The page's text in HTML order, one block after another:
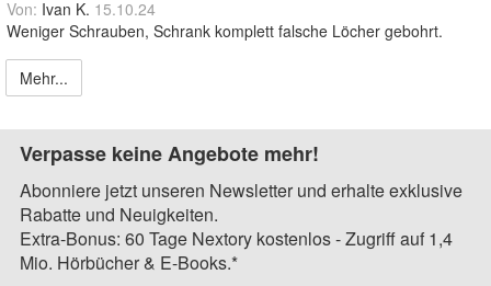
Von: Ivan K. 15.10.24
Weniger Schrauben, Schrank komplett falsche Löcher gebohrt.
Mehr...
Verpasse keine Angebote mehr!
Abonniere jetzt unseren Newsletter und erhalte exklusive
Rabatte und Neuigkeiten.
Extra-Bonus: 60 Tage Nextory kostenlos - Zugriff auf 1,4
Mio. Hörbücher & E-Books.*